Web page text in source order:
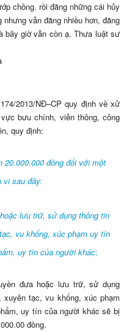
chồng. rồi đăng những cái hủy
vẫn đăng nhiều hơn, đăng
bây giờ vẫn còn ạ. Thưa luật sư
2013/NĐ–CP quy định về xử
bưu chính, viễn thông, công
quy định:
20.000.000 đồng đối với một
vi sau đây:
lưu trữ, sử dụng thông tin
vu khống, xúc phạm uy tín
uy tín của người khác;
đưa hoặc lưu trữ, sử dụng
tạc, vu khống, xúc phạm
uy tín của người khác sẽ bị
đồng.